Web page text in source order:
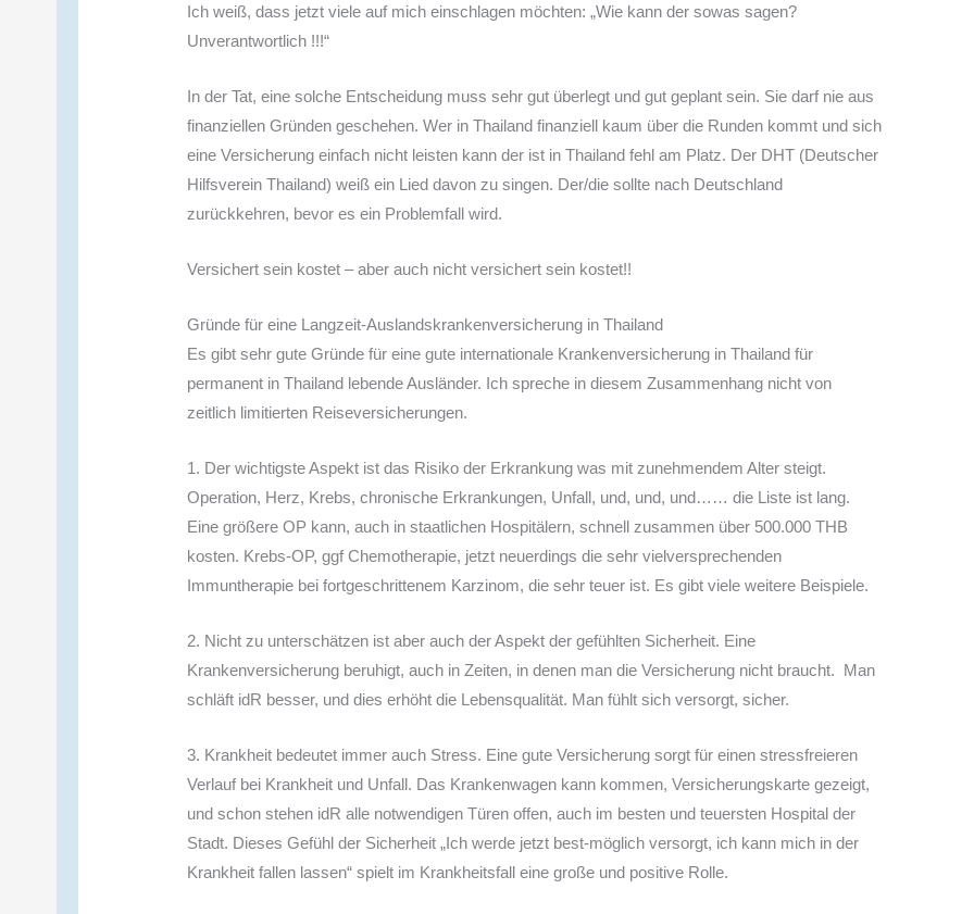
Ich weiß, dass jetzt viele auf mich einschlagen möchten: „Wie kann der sowas sagen?
Unverantwortlich !!!“
In der Tat, eine solche Entscheidung muss sehr gut überlegt und gut geplant sein. Sie darf nie aus
finanziellen Gründen geschehen. Wer in Thailand finanziell kaum über die Runden kommt und sich
eine Versicherung einfach nicht leisten kann der ist in Thailand fehl am Platz. Der DHT (Deutscher
Hilfsverein Thailand) weiß ein Lied davon zu singen. Der/die sollte nach Deutschland
zurückkehren, bevor es ein Problemfall wird.
Versichert sein kostet – aber auch nicht versichert sein kostet!!
Gründe für eine Langzeit-Auslandskrankenversicherung in Thailand
Es gibt sehr gute Gründe für eine gute internationale Krankenversicherung in Thailand für
permanent in Thailand lebende Ausländer. Ich spreche in diesem Zusammenhang nicht von
zeitlich limitierten Reiseversicherungen.
1. Der wichtigste Aspekt ist das Risiko der Erkrankung was mit zunehmendem Alter steigt.
Operation, Herz, Krebs, chronische Erkrankungen, Unfall, und, und, und…… die Liste ist lang.
Eine größere OP kann, auch in staatlichen Hospitälern, schnell zusammen über 500.000 THB
kosten. Krebs-OP, ggf Chemotherapie, jetzt neuerdings die sehr vielversprechenden
Immuntherapie bei fortgeschrittenem Karzinom, die sehr teuer ist. Es gibt viele weitere Beispiele.
2. Nicht zu unterschätzen ist aber auch der Aspekt der gefühlten Sicherheit. Eine
Krankenversicherung beruhigt, auch in Zeiten, in denen man die Versicherung nicht braucht. Man
schläft idR besser, und dies erhöht die Lebensqualität. Man fühlt sich versorgt, sicher.
3. Krankheit bedeutet immer auch Stress. Eine gute Versicherung sorgt für einen stressfreieren
Verlauf bei Krankheit und Unfall. Das Krankenwagen kann kommen, Versicherungskarte gezeigt,
und schon stehen idR alle notwendigen Türen offen, auch im besten und teuersten Hospital der
Stadt. Dieses Gefühl der Sicherheit „Ich werde jetzt best-möglich versorgt, ich kann mich in der
Krankheit fallen lassen“ spielt im Krankheitsfall eine große und positive Rolle.